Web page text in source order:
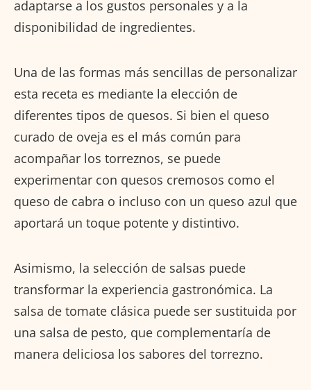
adaptarse a los gustos personales y a la
disponibilidad de ingredientes.
Una de las formas más sencillas de personalizar
esta receta es mediante la elección de
diferentes tipos de quesos. Si bien el queso
curado de oveja es el más común para
acompañar los torreznos, se puede
experimentar con quesos cremosos como el
queso de cabra o incluso con un queso azul que
aportará un toque potente y distintivo.
Asimismo, la selección de salsas puede
transformar la experiencia gastronómica. La
salsa de tomate clásica puede ser sustituida por
una salsa de pesto, que complementaría de
manera deliciosa los sabores del torrezno.